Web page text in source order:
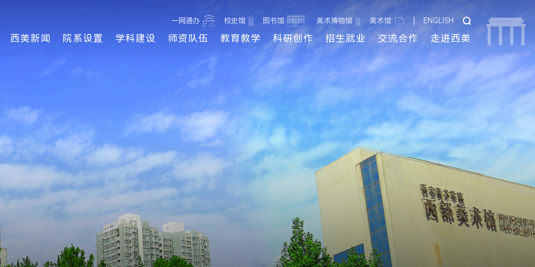
一网通办 校史馆 图书馆 美术博物馆 美术馆 ENGLISH
西美新闻 院系设置 学科建设 师资队伍 教育教学 科研创作 招生就业 交流合作 走进西美